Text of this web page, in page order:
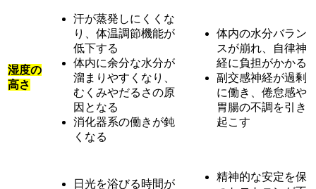
湿度の
高さ
汗が蒸発しにくくな
り、体温調節機能が
低下する
体内に余分な水分が
溜まりやすくなり、
むくみやだるさの原
因となる
消化器系の働きが鈍
くなる
体内の水分バラン
スが崩れ、自律神
経に負担がかかる
副交感神経が過剰
に働き、倦怠感や
胃腸の不調を引き
起こす
日光を浴びる時間が
精神的な安定を保